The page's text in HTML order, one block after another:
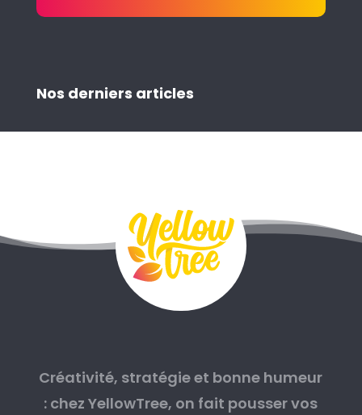
Nos derniers articles
Créativité, stratégie et bonne humeur
: chez YellowTree, on fait pousser vos